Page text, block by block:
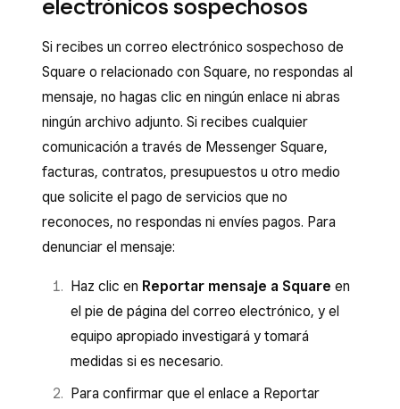
electrónicos sospechosos
Si recibes un correo electrónico sospechoso de
Square o relacionado con Square, no respondas al
mensaje, no hagas clic en ningún enlace ni abras
ningún archivo adjunto. Si recibes cualquier
comunicación a través de Messenger Square,
facturas, contratos, presupuestos u otro medio
que solicite el pago de servicios que no
reconoces, no respondas ni envíes pagos. Para
denunciar el mensaje:
Haz clic en Reportar mensaje a Square en
el pie de página del correo electrónico, y el
equipo apropiado investigará y tomará
medidas si es necesario.
Para confirmar que el enlace a Reportar